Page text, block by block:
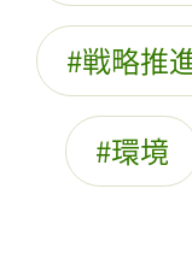
戦略推
環境